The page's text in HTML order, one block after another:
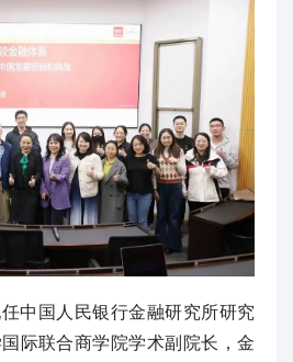
中国人民银行金融研究所研究
际联合商学院学术副院长，金